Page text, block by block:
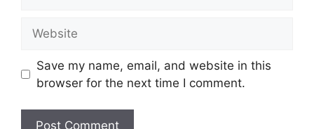
Save my name, email, and website in this
browser for the next time I comment.